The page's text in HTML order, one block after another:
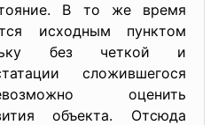
В то же время
исходным пунктом
без четкой и
сложившегося
оценить
объекта. Отсюда